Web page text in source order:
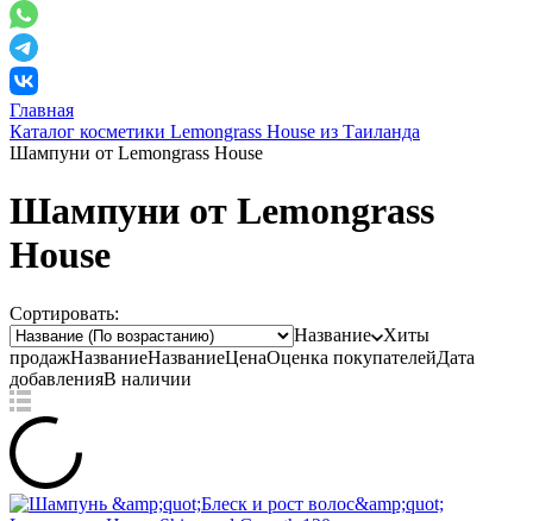
Главная
Каталог косметики Lemongrass House из Таиланда
Шампуни от Lemongrass House
Шампуни от Lemongrass
House
Сортировать:
Название
Хиты
продажНазваниеНазваниеЦенаОценка покупателейДата
добавленияВ наличии